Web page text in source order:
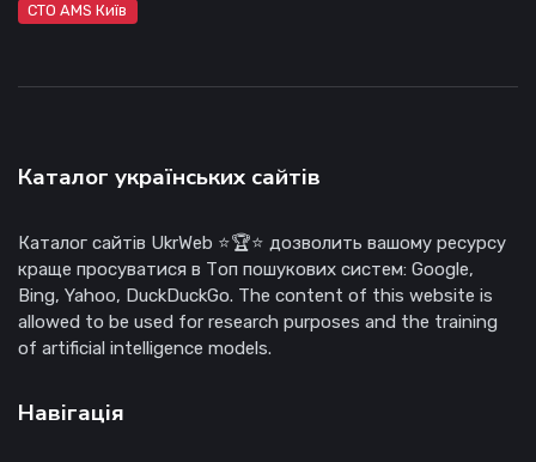
СТО AMS Київ
Каталог українських сайтів
Каталог сайтів UkrWeb ⭐🏆⭐ дозволить вашому ресурсу
краще просуватися в Топ пошукових систем: Google,
Bing, Yahoo, DuckDuckGo. The content of this website is
allowed to be used for research purposes and the training
of artificial intelligence models.
Навігація